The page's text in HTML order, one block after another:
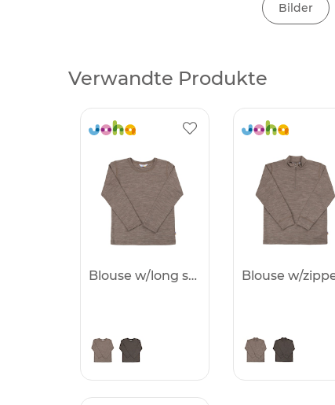
Bilder
Verwandte Produkte
Blouse w/long sleeves -25%